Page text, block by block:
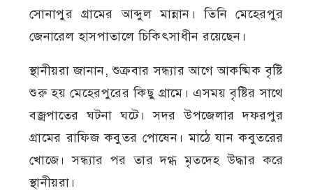
সোনাপুর গ্রামের আব্দুল মান্নান। তিনি মেহেরপুর
জেনারেল হাসপাতালে চিকিৎসাধীন রয়েছেন।
স্থানীয়রা জানান, শুক্রবার সন্ধ্যার আগে আকষ্মিক বৃষ্টি
শুরু হয় মেহেরপুরের কিছু গ্রামে। এসময় বৃষ্টির সাথে
বজ্রপাতের ঘটনা ঘটে। সদর উপজেলার দফরপুর
গ্রামের রাফিজ কবুতর পোষেন। মাঠে যান কবুতরের
খোজে। সন্ধ্যার পর তার দগ্ধ মৃতদেহ উদ্ধার করে
স্থানীয়রা।